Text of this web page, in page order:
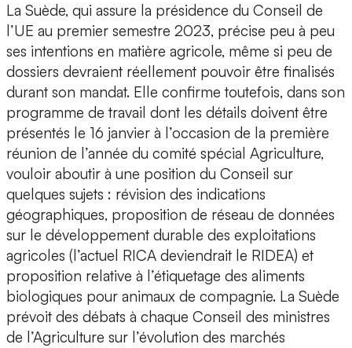
La Suède, qui assure la présidence du Conseil de
l’UE au premier semestre 2023, précise peu à peu
ses intentions en matière agricole, même si peu de
dossiers devraient réellement pouvoir être finalisés
durant son mandat. Elle confirme toutefois, dans son
programme de travail dont les détails doivent être
présentés le 16 janvier à l’occasion de la première
réunion de l’année du comité spécial Agriculture,
vouloir aboutir à une position du Conseil sur
quelques sujets : révision des indications
géographiques, proposition de réseau de données
sur le développement durable des exploitations
agricoles (l’actuel RICA deviendrait le RIDEA) et
proposition relative à l’étiquetage des aliments
biologiques pour animaux de compagnie. La Suède
prévoit des débats à chaque Conseil des ministres
de l’Agriculture sur l’évolution des marchés